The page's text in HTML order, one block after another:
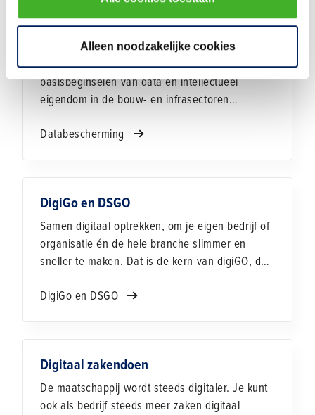
Alleen noodzakelijke cookies
Databescherming
We hebben een brochure ontwikkeld om de
basisbeginselen van data en intellectueel
eigendom in de bouw- en infrasectoren
wordt namelijk steeds meer digitaal vastgelegd,
er zo maar mee aan de haal gaan? Niet elke
aannemer heeft hierover de expertise in huis.
Databescherming
DigiGo en DSGO
Samen digitaal optrekken, om je eigen bedrijf of
organisatie én de hele branche slimmer en
sneller te maken. Dat is de kern van digiGO, de
versneld digitaliseren.
DigiGo en DSGO
Digitaal zakendoen
De maatschappij wordt steeds digitaler. Je kunt
ook als bedrijf steeds meer zaken digitaal